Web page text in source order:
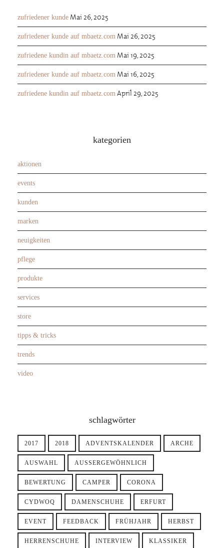
zufriedener kunde Mai 26, 2025
zufriedener kunde auf mbaetz.com Mai 26, 2025
zufriedene kundin auf mbaetz.com Mai 19, 2025
zufriedener kunde auf mbaetz.com Mai 16, 2025
zufriedene kundin auf mbaetz.com April 29, 2025
kategorien
aktionen
events
kunden
marken
neuigkeiten
pflege
produkte
services
store
tipps & tricks
trends
video
schlagwörter
2017 2018 ADVENTSKALENDER ARCHE
AUSWAHL AUSSERGEWÖHNLICH
BEWERTUNG CAMPER CORONA
CYDWOQ DAMENSCHUHE ERFURT
EVENT FEEDBACK FRÜHJAHR HERBST
HERRENSCHUHE INTERVIEW KLASSIKER